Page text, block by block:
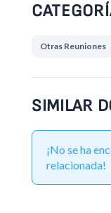
Otras Reuniones
SIMILAR
¡No se ha
relacionada!